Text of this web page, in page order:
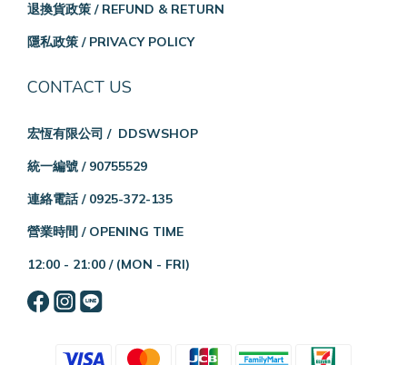
退換貨政策 / REFUND & RETURN
隱私政策 / PRIVACY POLICY
CONTACT US
宏恆有限公司 / DDSWSHOP
統一編號 / 90755529
連絡電話 / 0925-372-135
營業時間 / OPENING TIME
12:00 - 21:00 / (MON - FRI)